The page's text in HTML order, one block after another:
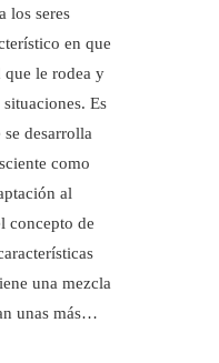
los seres
en que
que le rodea y
Es
desarrolla
como
al
concepto de
una mezcla
unas más…